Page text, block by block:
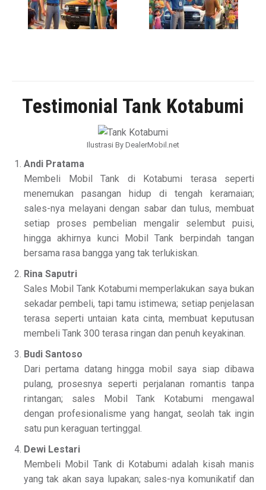
Testimonial Tank Kotabumi
Ilustrasi By DealerMobil.net
Andi Pratama
Membeli Mobil Tank di Kotabumi terasa seperti
menemukan pasangan hidup di tengah keramaian;
sales-nya melayani dengan sabar dan tulus, membuat
setiap proses pembelian mengalir selembut puisi,
hingga akhirnya kunci Mobil Tank berpindah tangan
bersama rasa bangga yang tak terlukiskan.
Rina Saputri
Sales Mobil Tank Kotabumi memperlakukan saya bukan
sekadar pembeli, tapi tamu istimewa; setiap penjelasan
terasa seperti untaian kata cinta, membuat keputusan
membeli Tank 300 terasa ringan dan penuh keyakinan.
Budi Santoso
Dari pertama datang hingga mobil saya siap dibawa
pulang, prosesnya seperti perjalanan romantis tanpa
rintangan; sales Mobil Tank Kotabumi mengawal
dengan profesionalisme yang hangat, seolah tak ingin
satu pun keraguan tertinggal.
Dewi Lestari
Membeli Mobil Tank di Kotabumi adalah kisah manis
yang tak akan saya lupakan; sales-nya komunikatif dan